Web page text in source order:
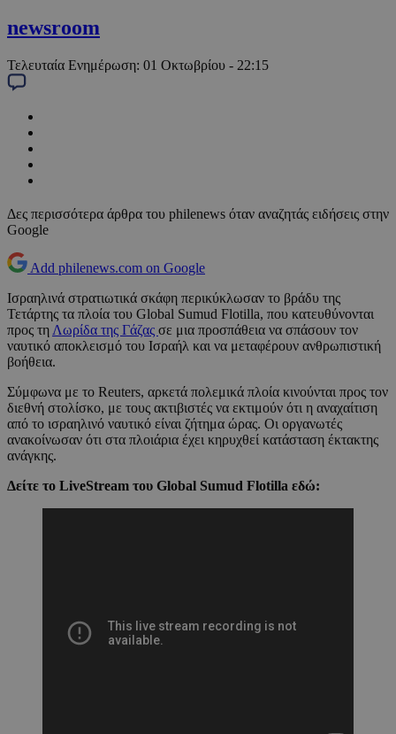
newsroom
Τελευταία Ενημέρωση: 01 Οκτωβρίου - 22:15
Δες περισσότερα άρθρα του philenews όταν αναζητάς ειδήσεις στην
Google
Add philenews.com on Google
Ισραηλινά στρατιωτικά σκάφη περικύκλωσαν το βράδυ της
Τετάρτης τα πλοία του Global Sumud Flotilla, που κατευθύνονται
προς τη Λωρίδα της Γάζας σε μια προσπάθεια να σπάσουν τον
ναυτικό αποκλεισμό του Ισραήλ και να μεταφέρουν ανθρωπιστική
βοήθεια.
Σύμφωνα με το Reuters, αρκετά πολεμικά πλοία κινούνται προς τον
διεθνή στολίσκο, με τους ακτιβιστές να εκτιμούν ότι η αναχαίτιση
από το ισραηλινό ναυτικό είναι ζήτημα ώρας. Οι οργανωτές
ανακοίνωσαν ότι στα πλοιάρια έχει κηρυχθεί κατάσταση έκτακτης
ανάγκης.
Δείτε το LiveStream του Global Sumud Flotilla εδώ: